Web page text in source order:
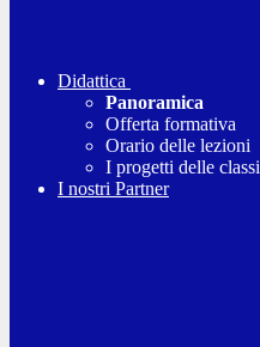
Didattica
Panoramica
Offerta formativa
Orario delle lezioni
I progetti delle classi
I nostri Partner